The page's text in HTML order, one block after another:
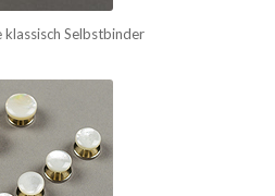
klassisch Selbstbinder